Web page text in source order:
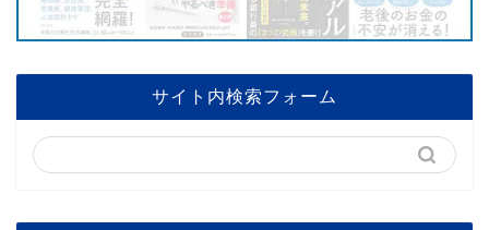
サイト内検索フォーム